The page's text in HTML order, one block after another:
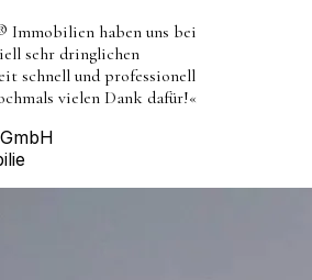
Immobilien haben uns bei
sehr dringlichen
schnell und professionell
vielen Dank dafür!«